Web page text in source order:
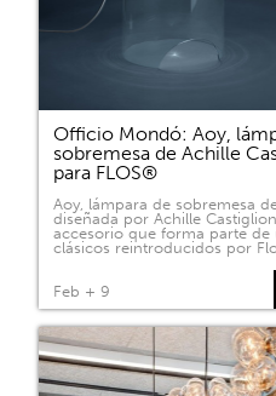
Officio Mondó: Aoy,
sobremesa de Achille
para FLOS®
Aoy, lámpara de sobremesa
diseñada por Achille
accesorio que forma parte de
clásicos reintroducidos por
Feb + 9